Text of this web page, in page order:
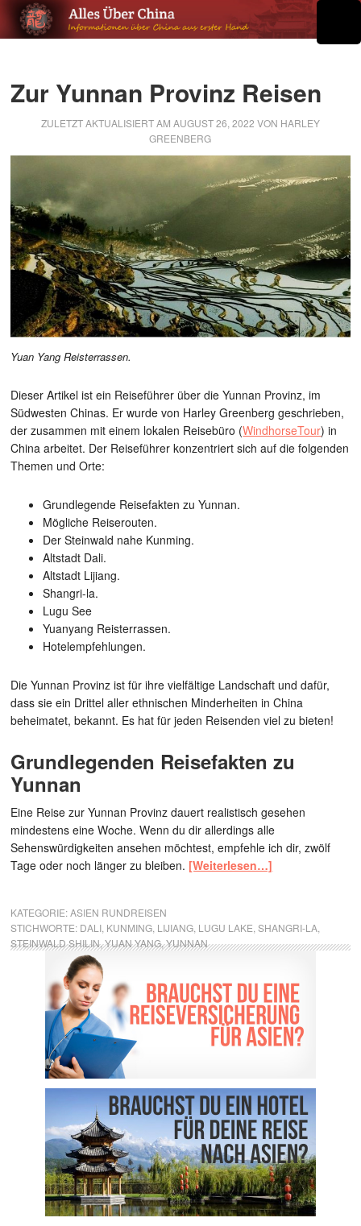
Zur Yunnan Provinz Reisen
ZULETZT AKTUALISIERT AM AUGUST 26, 2022 VON HARLEY
GREENBERG
Yuan Yang Reisterrassen.
Dieser Artikel ist ein Reiseführer über die Yunnan Provinz, im
Südwesten Chinas. Er wurde von Harley Greenberg geschrieben,
der zusammen mit einem lokalen Reisebüro (WindhorseTour) in
China arbeitet. Der Reiseführer konzentriert sich auf die folgenden
Themen und Orte:
Grundlegende Reisefakten zu Yunnan.
Mögliche Reiserouten.
Der Steinwald nahe Kunming.
Altstadt Dali.
Altstadt Lijiang.
Shangri-la.
Lugu See
Yuanyang Reisterrassen.
Hotelempfehlungen.
Die Yunnan Provinz ist für ihre vielfältige Landschaft und dafür,
dass sie ein Drittel aller ethnischen Minderheiten in China
beheimatet, bekannt. Es hat für jeden Reisenden viel zu bieten!
Grundlegenden Reisefakten zu
Yunnan
Eine Reise zur Yunnan Provinz dauert realistisch gesehen
mindestens eine Woche. Wenn du dir allerdings alle
Sehenswürdigkeiten ansehen möchtest, empfehle ich dir, zwölf
Tage oder noch länger zu bleiben. [Weiterlesen…]
KATEGORIE:ASIEN RUNDREISEN
STICHWORTE: DALI KUNMING LIJIANG LUGU LAKE ,SHANGRI-LA
STEINWALD SHILIN,YUAN YANG,YUNNAN